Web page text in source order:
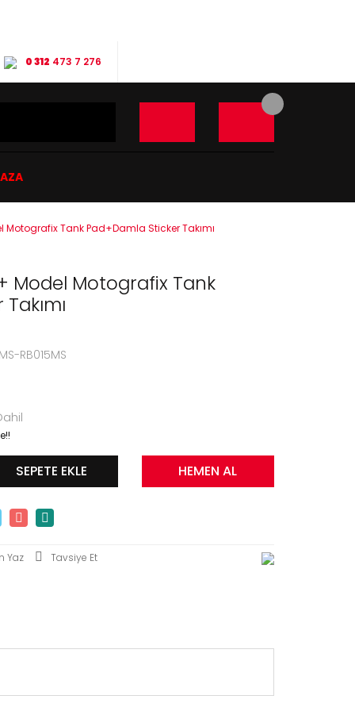
0 312 473 7 276
Motografix Tank Pad+Damla Sticker Takımı
Model Motografix Tank
RB015MS
SEPETE EKLE HEMEN AL
Yaz Tavsiye Et